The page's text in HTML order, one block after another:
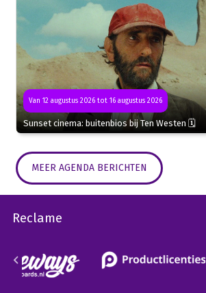
Van 12 augustus 2026 tot 16 augustus 2026
Sunset cinema: buitenbios bij Ten Westen 🗓
MEER AGENDA BERICHTEN
Reclame